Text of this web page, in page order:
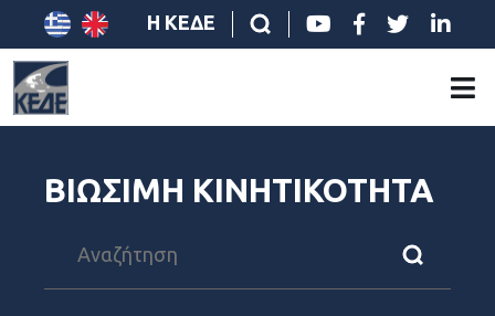
Η ΚΕΔΕ
ΒΙΩΣΙΜΗ ΚΙΝΗΤΙΚΟΤΗΤΑ